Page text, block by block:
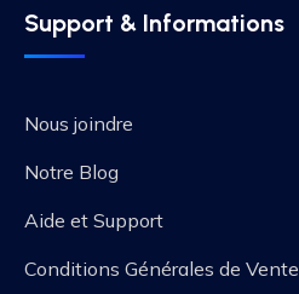
Support & Informations
Nous joindre
Notre Blog
Aide et Support
Conditions Générales de Vente